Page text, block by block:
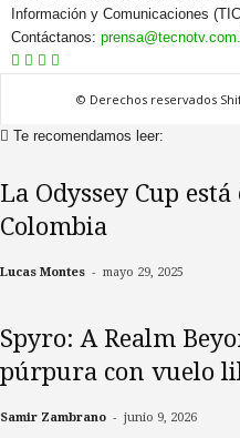
Información y Comunicaciones
Contáctanos:
© Derechos reservados
Te recomendamos leer:
La Odyssey Cup
Colombia
Lucas Montes - mayo 29, 2025
Spyro: A Realm
púrpura con vuelo
Samir Zambrano - junio 9, 2026